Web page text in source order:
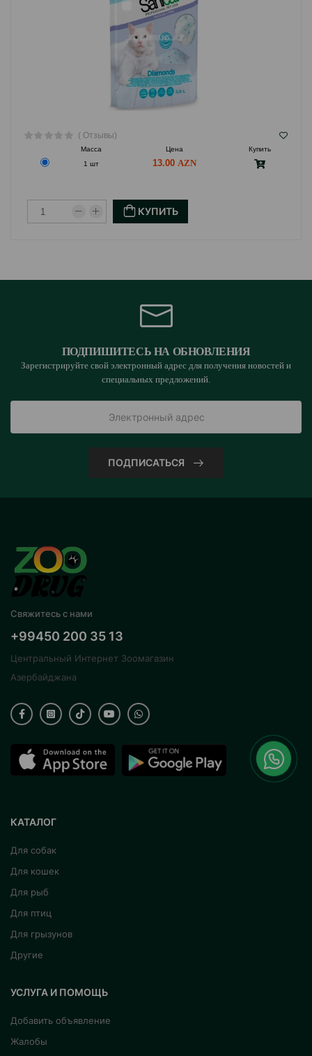
( Отзывы)
Масса Цена
Купить
1 шт
13.00
КУПИТЬ
ПОДПИШИТЕСЬ НА ОБНОВЛЕНИЯ
Зарегистрируйте свой электронный адрес для получения новостей и
специальных предложений.
ПОДПИСАТЬСЯ
Свяжитесь с нами
+99450 200 35 13
Центральный Интернет Зоомагазин
Азербайджана
КАТАЛОГ
Для собак
Для кошек
Для рыб
Для птиц
Для грызунов
Другие
УСЛУГА И ПОМОЩЬ
Добавить объявление
Жалобы